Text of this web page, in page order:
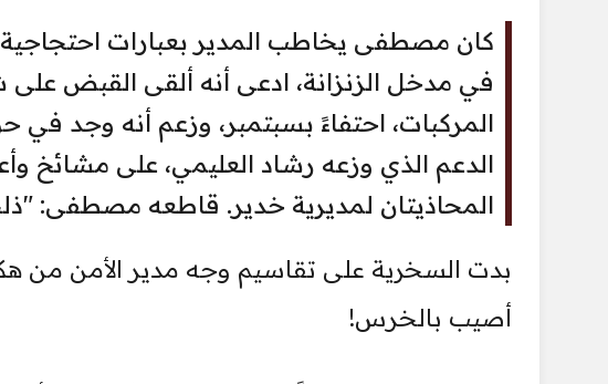
كان مصطفى يخاطب المدير بعبارات احتجاجية
في مدخل الزنزانة، ادعى أنه ألقى القبض
المركبات، احتفاءً بسبتمبر، وزعم أنه وجد
الدعم الذي وزعه رشاد العليمي، على مشائخ
المحاذيتان لمديرية خدير. قاطعه مصطفى:
بدت السخرية على تقاسيم وجه مدير الأمن من
أصيب بالخرس!